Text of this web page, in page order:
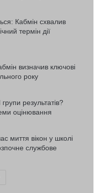
Кабмін схвалив
термін дії
визначив ключові
року
результатів?
оцінювання
миття вікон у школі
службове